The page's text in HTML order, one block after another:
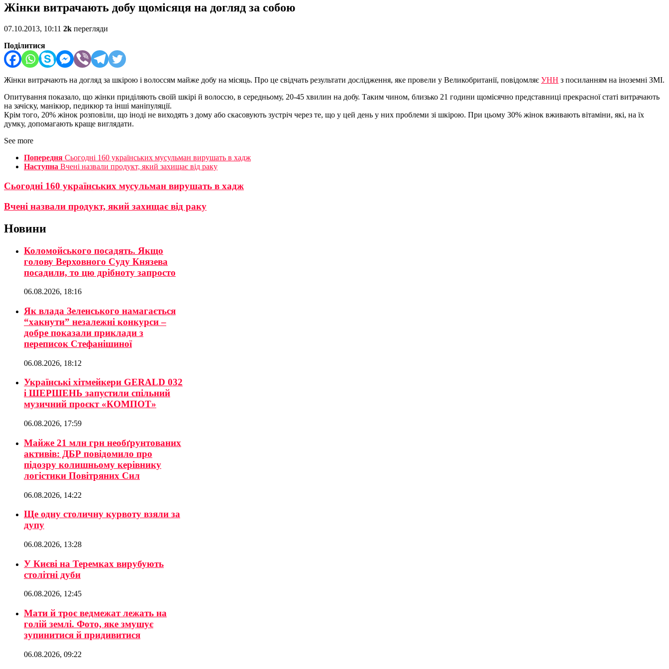
Жінки витрачають добу щомісяця на догляд за собою
07.10.2013, 10:11 2k перегляди
Поділитися
Жінки витрачають на догляд за шкірою і волоссям майже добу на місяць. Про це свідчать результати дослідження, яке провели у Великобританії, повідомляє УНН з посиланням на іноземні ЗМІ.
Опитування показало, що жінки приділяють своїй шкірі й волоссю, в середньому, 20-45 хвилин на добу. Таким чином, близько 21 години щомісячно представниці прекрасної статі витрачають
на зачіску, манікюр, педикюр та інші маніпуляції.
Крім того, 20% жінок розповіли, що іноді не виходять з дому або скасовують зустріч через те, що у цей день у них проблеми зі шкірою. При цьому 30% жінок вживають вітаміни, які, на їх
думку, допомагають краще виглядати.
See more
Попередня Сьогодні 160 українських мусульман вирушать в хадж
Наступна Вчені назвали продукт, який захищає від раку
Сьогодні 160 українських мусульман вирушать в хадж
Вчені назвали продукт, який захищає від раку
Новини
Коломойського посадять. Якщо
голову Верховного Суду Князева
посадили, то цю дрібноту запросто
06.08.2026, 18:16
Як влада Зеленського намагається
“хакнути” незалежні конкурси –
добре показали приклади з
переписок Стефанішиної
06.08.2026, 18:12
Українські хітмейкери GERALD 032
і ШЕРШЕНЬ запустили спільний
музичний проєкт «КОМПОТ»
06.08.2026, 17:59
Майже 21 млн грн необґрунтованих
активів: ДБР повідомило про
підозру колишньому керівнику
логістики Повітряних Сил
06.08.2026, 14:22
Ще одну столичну курвоту взяли за
дупу
06.08.2026, 13:28
У Києві на Теремках вирубують
столітні дуби
06.08.2026, 12:45
Мати й троє ведмежат лежать на
голій землі. Фото, яке змушує
зупинитися й придивитися
06.08.2026, 09:22